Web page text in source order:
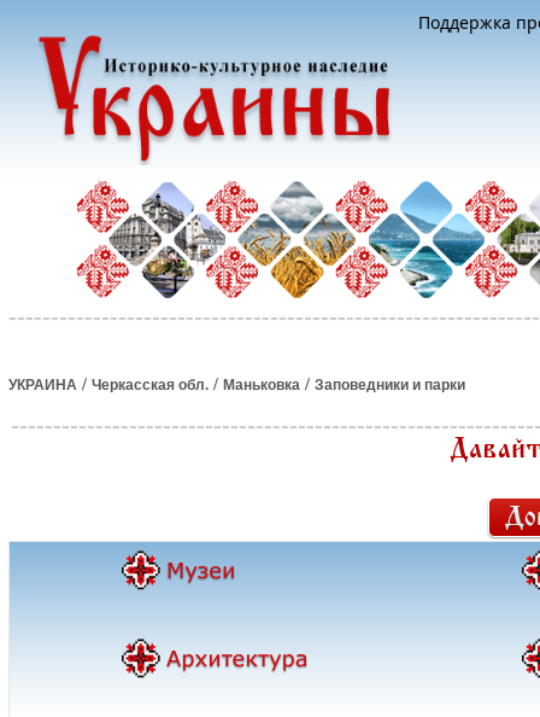
Поддержка
УКРАИНА / Черкасская обл. / Маньковка / Заповедники и парки